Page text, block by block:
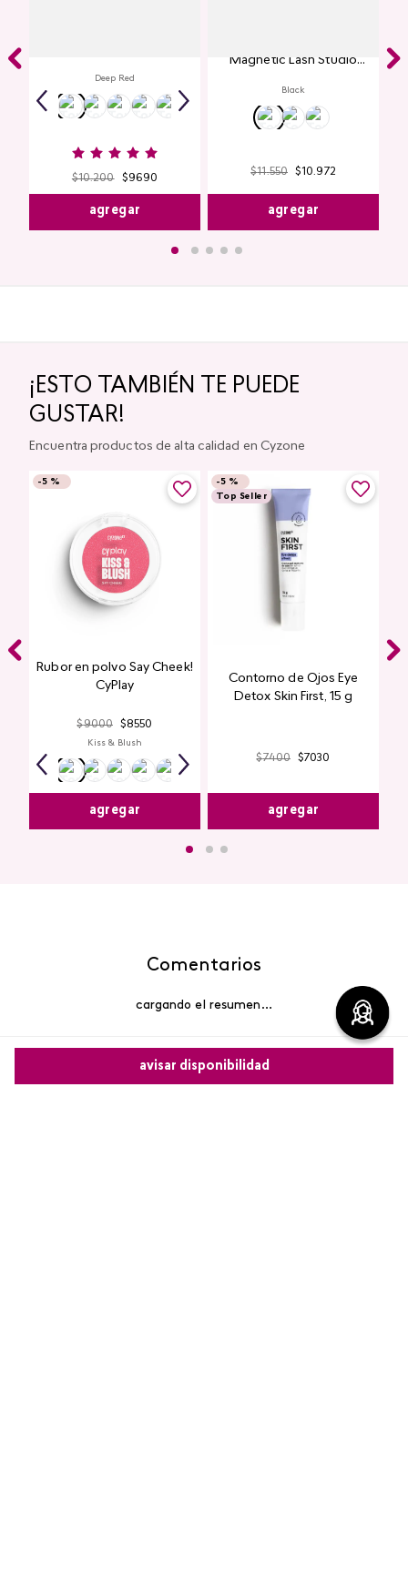
avisar disponibilidad
Deep Red
$10.200 $9690
agregar
Magnetic Lash Studio
Black
$11.550 $ 10.972
agregar
¡ESTO TAMBIÉN TE PUEDE
GUSTAR!
Encuentra productos de alta calidad en Cyzone
-5 %
Rubor en polvo Say Cheek!
CyPlay
$9000 $8550
Kiss & Blush
agregar
-5 %
Top Seller
Contorno de Ojos Eye
Detox Skin First, 15 g
$7400 $7030
agregar
Comentarios
cargando el resumen…
Por favor, inicia sesión para escribir un comentario.